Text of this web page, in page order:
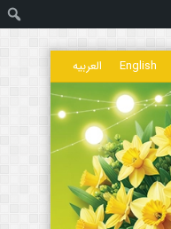
English العربیه